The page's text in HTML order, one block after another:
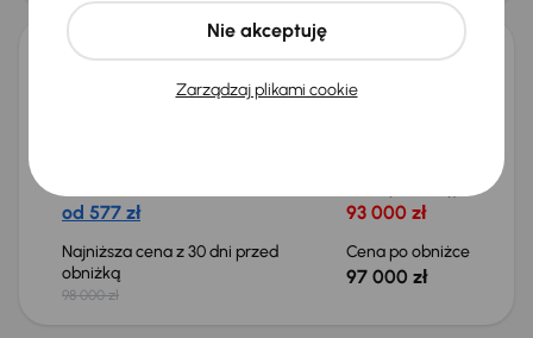
Audi A3 35 TFSI
AutomatBenzyna + Hybryda
od 577 zł 93 000 zł
Najniższa cena z 30 dni przed
obniżką
98 000 zł
Cena po obniżce
97 000 zł
Zarządzaj plikami cookie
Nie akceptuję